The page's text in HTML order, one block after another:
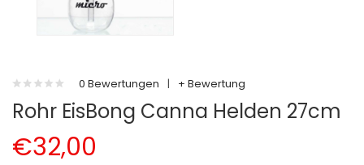
0 Bewertungen | + Bewertung
Rohr EisBong Canna Helden 27cm
€32,00